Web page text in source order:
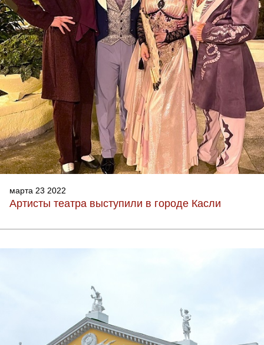
марта 23 2022
Артисты театра выступили в городе Касли